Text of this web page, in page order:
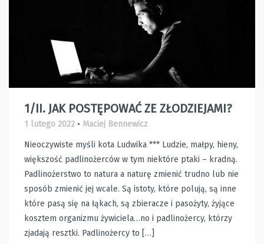
1/II. JAK POSTĘPOWAĆ ZE ZŁODZIEJAMI?
1 lutego 2022 • Maciej Bennewicz
Nieoczywiste myśli kota Ludwika *** Ludzie, małpy, hieny,
większość padlinożerców w tym niektóre ptaki – kradną.
Padlinożerstwo to natura a naturę zmienić trudno lub nie
sposób zmienić jej wcale. Są istoty, które polują, są inne
które pasą się na łąkach, są zbieracze i pasożyty, żyjące
kosztem organizmu żywiciela…no i padlinożercy, którzy
zjadają resztki. Padlinożercy to […]